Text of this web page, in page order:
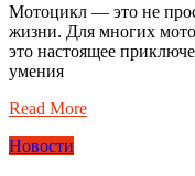
Мотоцикл — это не
жизни. Для многих
это настоящее
умения
Read More
Новости